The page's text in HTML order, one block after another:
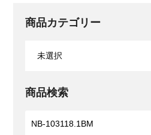
商品カテゴリー
商品検索